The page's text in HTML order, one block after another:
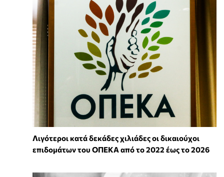
Λιγότεροι κατά δεκάδες χιλιάδες οι δικαιούχοι
επιδομάτων του ΟΠΕΚΑ από το 2022 έως το 2026